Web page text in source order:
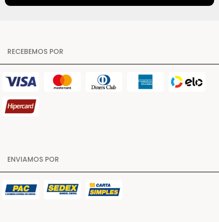
RECEBEMOS POR
ENVIAMOS POR